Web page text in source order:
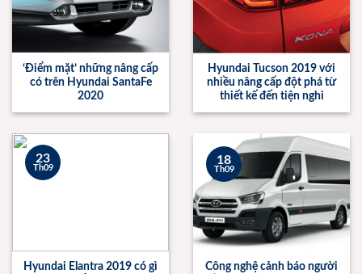
‘Điểm mặt’ những nâng cấp
có trên Hyundai SantaFe
2020
Hyundai Tucson 2019 với
nhiều nâng cấp đột phá từ
thiết kế đến tiện nghi
Hyundai Elantra 2019 có gì
23
Th09
Công nghệ cảnh báo người
18
Th09